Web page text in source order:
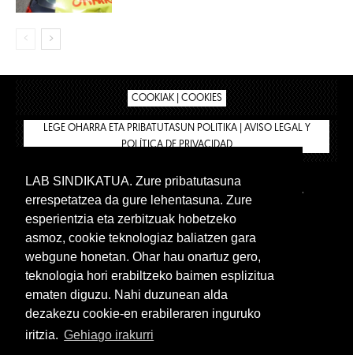
COOKIAK | COOKIES
LEGE OHARRA ETA PRIBATUTASUN POLITIKA | AVISO LEGAL Y
POLÍTICA DE PRIVACIDAD
BIZILAN.EUS
TIENDA
INTRANET 🔑
Euskera Castellano
LAB SINDIKATUA. Zure pribatutasuna
errespetatzea da gure lehentasuna. Zure
esperientzia eta zerbitzuak hobetzeko
asmoz, cookie teknologiaz baliatzen gara
webgune honetan. Ohar hau onartuz gero,
teknologia hori erabiltzeko baimen esplizitua
ematen diguzu. Nahi duzunean alda
dezakezu cookie-en erabileraren inguruko
iritzia. Gehiago irakurri